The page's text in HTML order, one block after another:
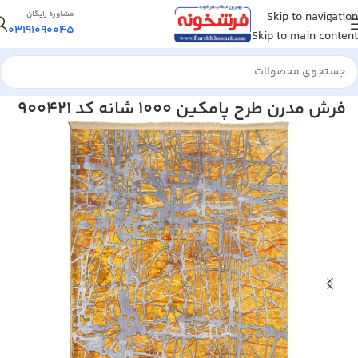
Skip to navigation
Skip to main content
مشاوره رایگان
03191090045
خانه/فرش مدرن و فانتزی
فرش مدرن طرح پامکین 1000 شانه کد 900421